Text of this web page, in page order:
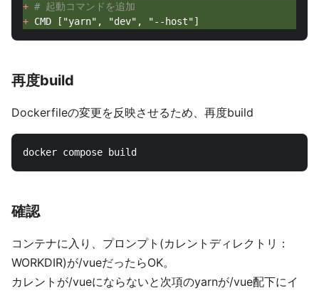
+ # 起動コマンドを追加
+
再度build
Dockerfileの変更を反映させるため、再度build
確認
コンテナに入り、プロンプト(カレントディレクトリ：
WORKDIR)が/vueだったらOK。
カレントが/vueにならないと次項のyarnが/vue配下にイ